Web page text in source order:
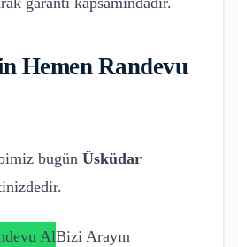
Hemen Randevu
bugün Üsküdar
AlBizi Arayın